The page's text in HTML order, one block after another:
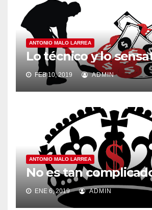
ANTONIO MALO LARREA
Lo técnico y lo
FEB 10, 2019 ADMIN
ANTONIO MALO LARREA
No es tan
ENE 6, 2019 ADMIN